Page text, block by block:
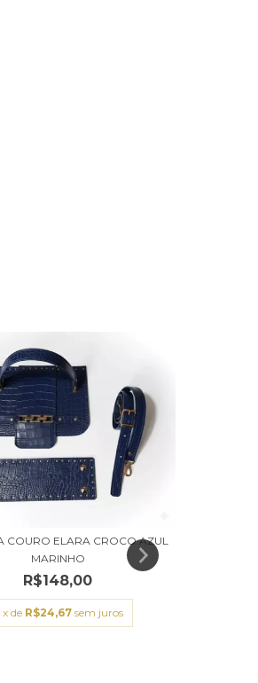
COURO ELARA CROCO AZUL
MARINHO
R$148,00
x de R$24,67 sem juros